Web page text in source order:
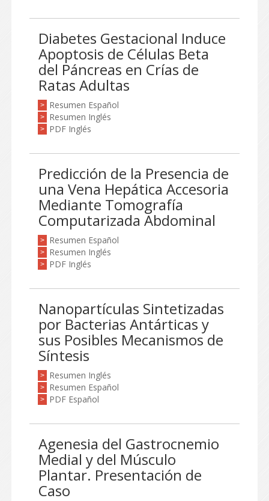
Diabetes Gestacional Induce
Apoptosis de Células Beta
del Páncreas en Crías de
Ratas Adultas
> Resumen Español
> Resumen Inglés
> PDF Inglés
Predicción de la Presencia de
una Vena Hepática Accesoria
Mediante Tomografía
Computarizada Abdominal
> Resumen Español
> Resumen Inglés
> PDF Inglés
Nanopartículas Sintetizadas
por Bacterias Antárticas y
sus Posibles Mecanismos de
Síntesis
> Resumen Inglés
> Resumen Español
> PDF Español
Agenesia del Gastrocnemio
Medial y del Músculo
Plantar. Presentación de
Caso